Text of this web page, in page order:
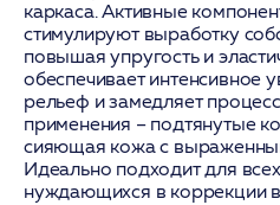
каркаса. Активные
стимулируют выработку
повышая упругость и
обеспечивает интенсивное
рельеф и замедляет
применения – подтянутые
сияющая кожа с
Идеально подходит для
нуждающихся в коррекции